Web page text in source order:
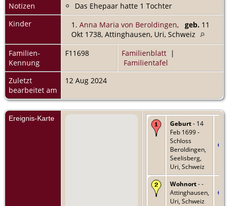
Notizen
Das Ehepaar hatte 1 Tochter
Kinder
1. Anna Maria von Beroldingen, geb. 11
Okt 1738, Attinghausen, Uri, Schweiz
Familien-
Kennung
F11698 Familienblatt |
Familientafel
Zuletzt
bearbeitet am
12 Aug 2024
Ereignis-Karte
Geburt- 14
Feb 1699 -
Schloss
Beroldingen,
Seelisberg,
Uri, Schweiz
Wohnort- -
Attinghausen,
Uri, Schweiz